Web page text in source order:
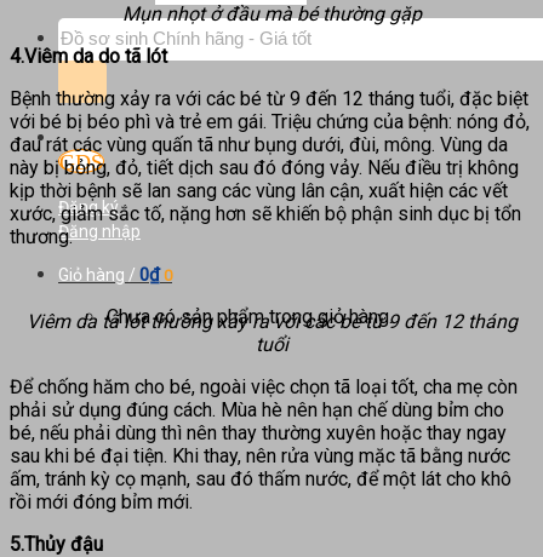
Tìm
kiếm:
Đăng ký
Đăng nhập
Giỏ hàng / 0₫ 0
Chưa có sản phẩm trong giỏ hàng.
Mụn nhọt ở đầu mà bé thường gặp
4.Viêm da do tã lót
Bệnh thường xảy ra với các bé từ 9 đến 12 tháng tuổi, đặc biệt
với bé bị béo phì và trẻ em gái. Triệu chứng của bệnh: nóng đỏ,
đau rát các vùng quấn tã như bụng dưới, đùi, mông. Vùng da
này bị bỏng, đỏ, tiết dịch sau đó đóng vảy. Nếu điều trị không
kịp thời bệnh sẽ lan sang các vùng lân cận, xuất hiện các vết
xước, giảm sắc tố, nặng hơn sẽ khiến bộ phận sinh dục bị tổn
thương.
Viêm da tã lót thường xảy ra với các bé từ 9 đến 12 tháng
tuổi
Để chống hăm cho bé, ngoài việc chọn tã loại tốt, cha mẹ còn
phải sử dụng đúng cách. Mùa hè nên hạn chế dùng bỉm cho
bé, nếu phải dùng thì nên thay thường xuyên hoặc thay ngay
sau khi bé đại tiện. Khi thay, nên rửa vùng mặc tã bằng nước
ấm, tránh kỳ cọ mạnh, sau đó thấm nước, để một lát cho khô
rồi mới đóng bỉm mới.
5.Thủy đậu